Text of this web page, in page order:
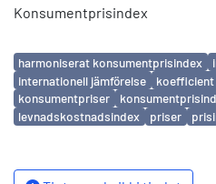
Konsumentprisindex
Avainsanat
harmoniserat konsumentprisindex
internationell jämförelse
koefficient
konsumentpriser
levnadskostnadsindex
priser